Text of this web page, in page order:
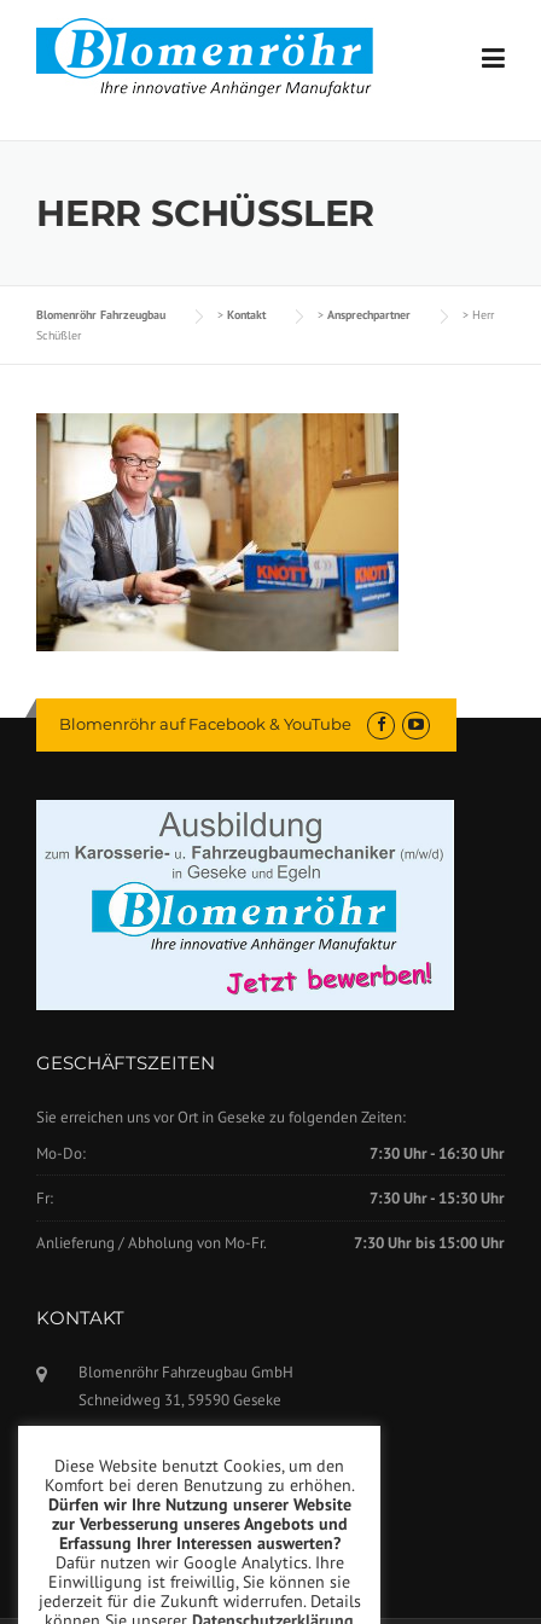
Skip to content
HERR SCHÜSSLER
Blomenröhr Fahrzeugbau > Kontakt > Ansprechpartner > Herr
Schüßler
Blomenröhr auf Facebook & YouTube
GESCHÄFTSZEITEN
Sie erreichen uns vor Ort in Geseke zu folgenden Zeiten:
Mo-Do:
7:30 Uhr - 16:30 Uhr
Fr: 7:30 Uhr - 15:30 Uhr
Anlieferung / Abholung von Mo-Fr. 7:30 Uhr bis 15:00 Uhr
KONTAKT
Blomenröhr Fahrzeugbau GmbH
Schneidweg 31, 59590 Geseke
Fax: +49(0)2942-5799777
info@blomenroehr.com
Diese Website benutzt Cookies, um den
Komfort bei deren Benutzung zu erhöhen.
Dürfen wir Ihre Nutzung unserer Website
zur Verbesserung unseres Angebots und
Erfassung Ihrer Interessen auswerten?
Dafür nutzen wir Google Analytics. Ihre
Einwilligung ist freiwillig, Sie können sie
jederzeit für die Zukunft widerrufen. Details